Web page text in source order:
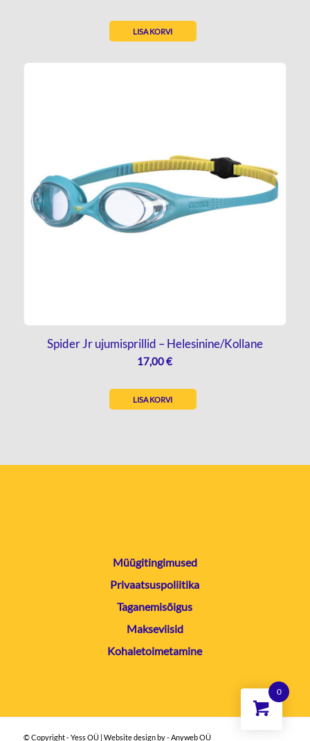
LISA KORVI
Spider Jr ujumisprillid – Helesinine/Kollane
17,00€
LISA KORVI
Müügitingimused
Privaatsuspoliitika
Taganemisõigus
Makseviisid
Kohaletoimetamine
© Copyright - Yess OÜ | Website design by - Anyweb OÜ
0